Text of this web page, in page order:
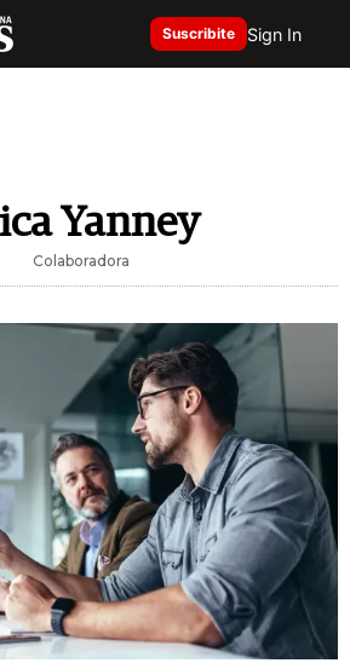
Suscribite Sign In
Yanney
Colaboradora